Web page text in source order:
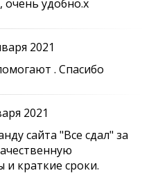
очень удобно.x
2021
. Спасибо
2021
сайта "Все сдал" за
краткие сроки.